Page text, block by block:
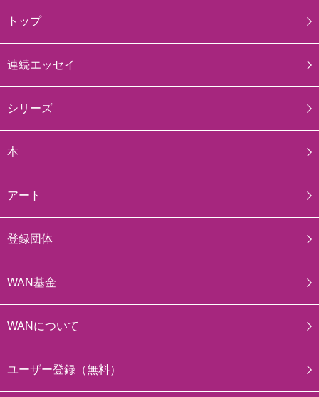
トップ
連続エッセイ
シリーズ
本
アート
登録団体
WAN基金
WANについて
ユーザー登録（無料）